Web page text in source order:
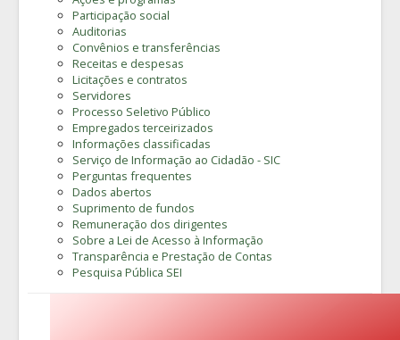
Participação social
Auditorias
Convênios e transferências
Receitas e despesas
Licitações e contratos
Servidores
Processo Seletivo Público
Empregados terceirizados
Informações classificadas
Serviço de Informação ao Cidadão - SIC
Perguntas frequentes
Dados abertos
Suprimento de fundos
Remuneração dos dirigentes
Sobre a Lei de Acesso à Informação
Transparência e Prestação de Contas
Pesquisa Pública SEI